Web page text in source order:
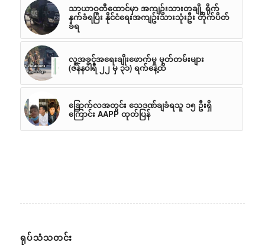
သာယာဝတီထောင်မှာ အကျဥ်းသားတချို့ ရိုက်
နှက်ခံရပြီး နိုင်ငံရေးအကျဥ်းသားသုံးဦး တိုက်ပိတ်
ခံရ
လူ့အခွင့်အရေးချိုးဖောက်မှု မှတ်တမ်းများ
(ဇန်နဝါရီ ၂၂ မှ ၃၁) ရက်နေ့ထိ
ခြောက်လအတွင်း သေဒဏ်ချခံရသူ ၁၅ ဦးရှိ
ကြောင်း AAPP ထုတ်ပြန်
ရုပ်သံသတင်း